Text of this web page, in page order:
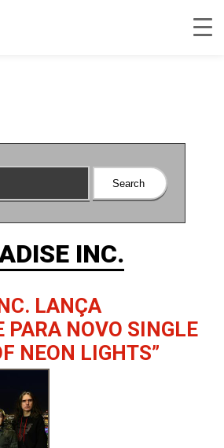
INC.
LANÇA
PARA NOVO SINGLE
NEON LIGHTS”